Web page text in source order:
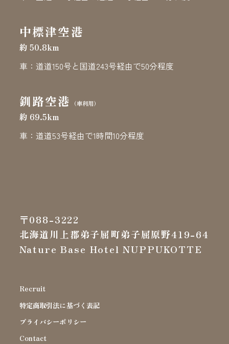
中標津空港
約 50.8km
車：道道150号と国道243号経由で50分程度
釧路空港 （車利用）
約 69.5km
車：道道53号経由で1時間10分程度
〒088-3222
北海道川上郡弟子屈町弟子屈原野419-64
Nature Base Hotel NUPPUKOTTE
Recruit
特定商取引法に基づく表記
プライバシーポリシー
Contact